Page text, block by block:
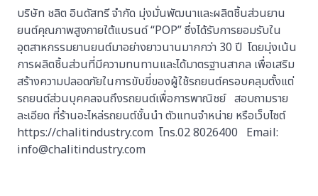
บริษัท ชลิต อินดัสทรี จำกัด มุ่งมั่นพัฒนาและผลิตชิ้นส่วนยาน
ยนต์คุณภาพสูงภายใต้แบรนด์ “POP” ซึ่งได้รับการยอมรับใน
อุตสาหกรรมยานยนต์มาอย่างยาวนานมากกว่า 30 ปี โดยมุ่งเน้น
การผลิตชิ้นส่วนที่มีความทนทานและได้มาตรฐานสากล เพื่อเสริม
สร้างความปลอดภัยในการขับขี่ของผู้ใช้รถยนต์ครอบคลุมตั้งแต่
รถยนต์ส่วนบุคคลจนถึงรถยนต์เพื่อการพาณิชย์ สอบถามราย
ละเอียด ที่ร้านอะไหล่รถยนต์ชั้นนำ ตัวแทนจำหน่าย หรือเว็บไซต์
https://chalitindustry.com โทร.02 8026400 Email:
info@chalitindustry.com